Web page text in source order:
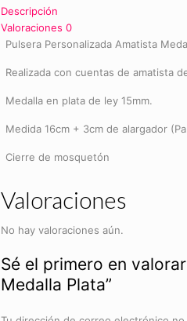
Descripción
Valoraciones 0
Pulsera Personalizada Amatista
Realizada con cuentas de amatista
Medalla en plata de ley 15mm.
Medida 16cm + 3cm de alargador
Cierre de mosquetón
Valoraciones
No hay valoraciones aún.
Sé el primero en
Medalla Plata”